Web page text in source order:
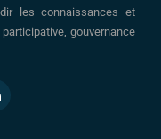
les connaissances et
gouvernance